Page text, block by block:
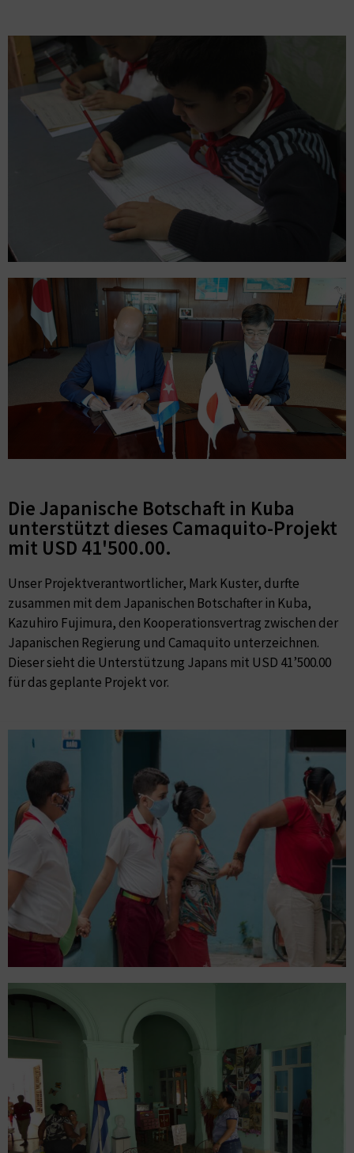
Die Japanische Botschaft in Kuba
unterstützt dieses Camaquito-Projekt
mit USD 41'500.00. ​
Unser Projektverantwortlicher, Mark Kuster, durfte
zusammen mit dem Japanischen Botschafter in Kuba,
Kazuhiro Fujimura, den Kooperationsvertrag zwischen der
Japanischen Regierung und Camaquito unterzeichnen.
Dieser sieht die Unterstützung Japans mit USD 41’500.00
für das geplante Projekt vor.